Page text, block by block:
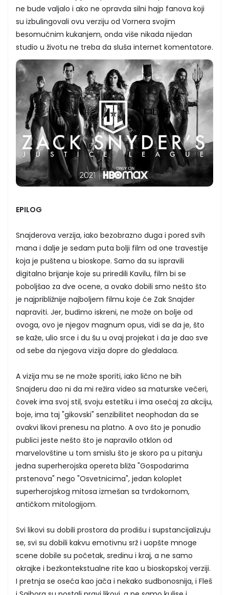
ne bude valjalo i ako ne opravda silni hajp fanova koji
su izbulingovali ovu verziju od Vornera svojim
besomučnim kukanjem, onda više nikada nijedan
studio u životu ne treba da sluša internet komentatore.
EPILOG
Snajderova verzija, iako bezobrazno duga i pored svih
mana i dalje je sedam puta bolji film od one travestije
koja je puštena u bioskope. Samo da su ispravili
digitalno brijanje koje su priredili Kavilu, film bi se
poboljšao za dve ocene, a ovako dobili smo nešto što
je najpribližnije najboljem filmu koje će Zak Snajder
napraviti. Jer, budimo iskreni, ne može on bolje od
ovoga, ovo je njegov magnum opus, vidi se da je, što
se kaže, ulio srce i du šu u ovaj projekat i da je dao sve
od sebe da njegova vizija dopre do gledalaca.
A vizija mu se ne može sporiti, iako lično ne bih
Snajderu dao ni da mi režira video sa maturske večeri,
čovek ima svoj stil, svoju estetiku i ima osećaj za akciju,
boje, ima taj "gikovski" senzibilitet neophodan da se
ovakvi likovi prenesu na platno. A ovo što je ponudio
publici jeste nešto što je napravilo otklon od
marvelovštine u tom smislu što je skoro pa u pitanju
jedna superherojska opereta bliža "Gospodarima
prstenova" nego "Osvetnicima", jedan koloplet
superherojskog mitosa izmešan sa tvrdokornom,
antičkom mitologijom.
Svi likovi su dobili prostora da prodišu i supstancijalizuju
se, svi su dobili kakvu emotivnu srž i uopšte mnoge
scene dobile su početak, sredinu i kraj, a ne samo
okrajke i bezkontekstualne rite kao u bioskopskoj verziji.
I pretnja se oseća kao jača i nekako sudbonosnija, i Fleš